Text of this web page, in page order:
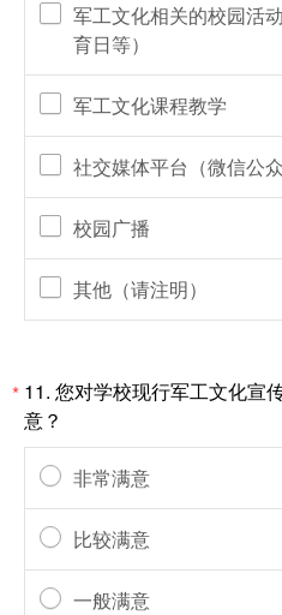
军工文化相关的校园活
育日等）
军工文化课程教学
社交媒体平台（微信公
校园广播
其他（请注明）
* 11. 您对学校现行军工文化宣
意？
非常满意
比较满意
一般满意